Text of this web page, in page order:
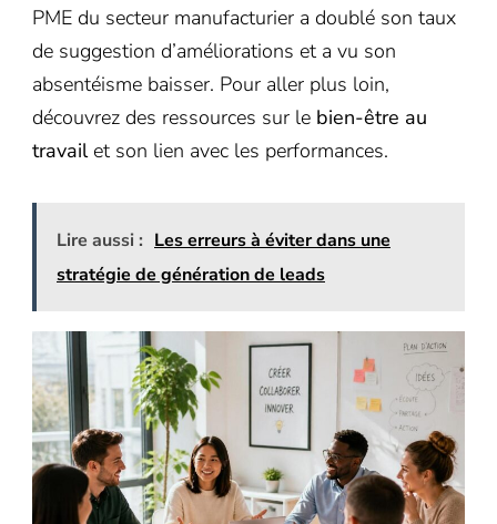
PME du secteur manufacturier a doublé son taux
de suggestion d’améliorations et a vu son
absentéisme baisser. Pour aller plus loin,
découvrez des ressources sur le bien-être au
travailet son lien avec les performances.
Lire aussi : Les erreurs à éviter dans une
stratégie de génération de leads